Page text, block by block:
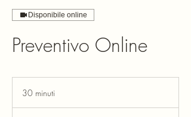
Disponibile online
Preventivo Online
30 minuti